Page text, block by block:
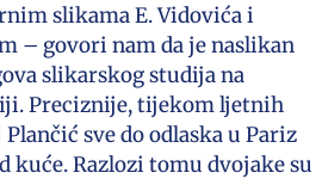
slikama E. Vidovića i
– govori nam da je naslikan
slikarskog studija na
Preciznije, tijekom ljetnih
sve do odlaska u Pariz
kuće. Razlozi tomu dvojake su